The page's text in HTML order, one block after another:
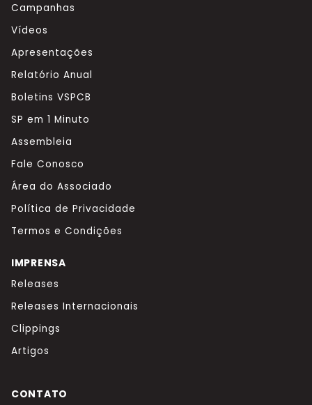
Campanhas
Vídeos
Apresentações
Relatório Anual
Boletins VSPCB
SP em 1 Minuto
Assembleia
Fale Conosco
Área do Associado
Política de Privacidade
Termos e Condições
IMPRENSA
Releases
Releases Internacionais
Clippings
Artigos
CONTATO